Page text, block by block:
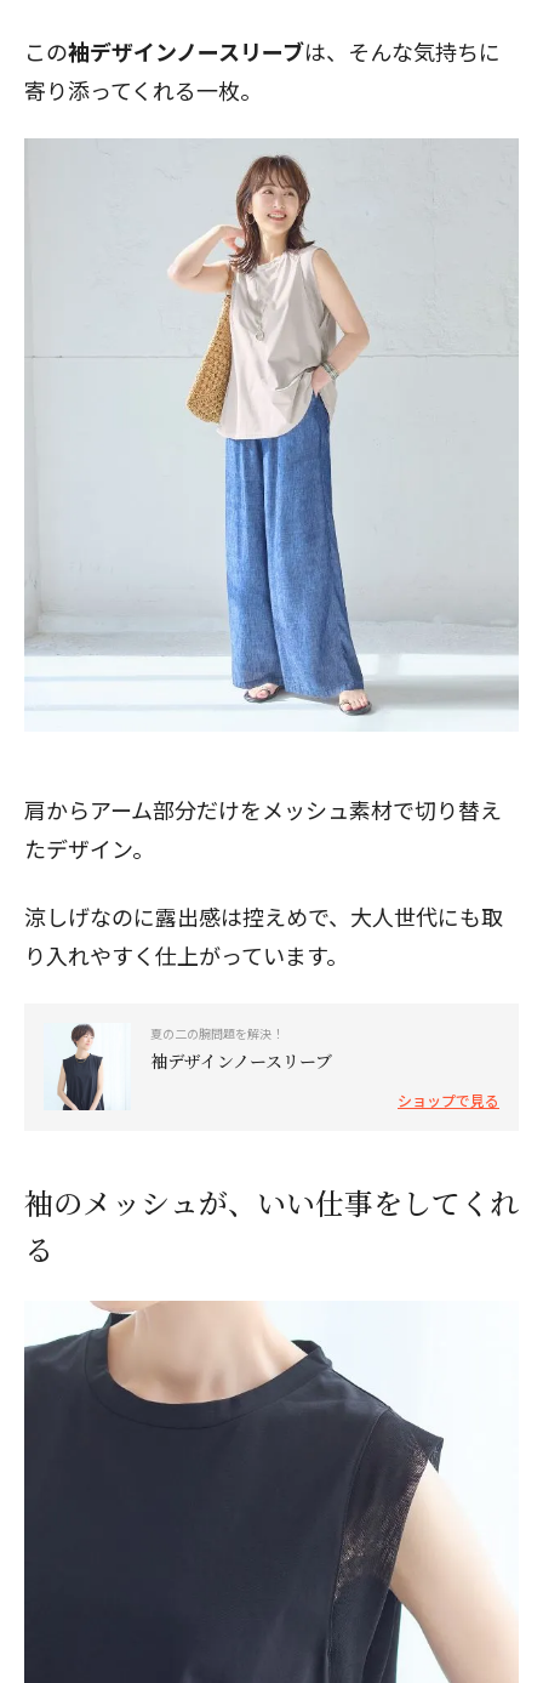
この袖デザインノースリーブは、そんな気持ちに
寄り添ってくれる一枚。
肩からアーム部分だけをメッシュ素材で切り替え
たデザイン。
涼しげなのに露出感は控えめで、大人世代にも取
り入れやすく仕上がっています。
夏の二の腕問題を解決！
袖デザインノースリーブ
ショップで見る
袖のメッシュが、いい仕事をしてくれ
る